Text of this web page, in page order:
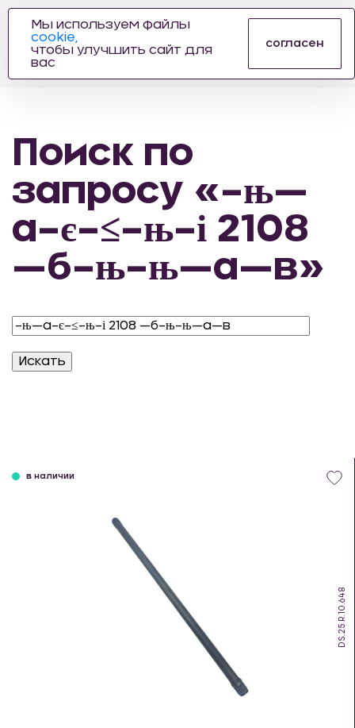
АВТОЗАПЧАСТЕЙ
Поиск по
запросу «–њ—
а–є–≤–њ–і 2108
—б–њ–њ—а—в»
DS.25.R.10.648
в наличии
Мы используем файлы
cookie,
чтобы улучшить сайт для
вас
согласен